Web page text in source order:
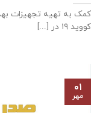
کمک به تهیه تجهیزات
کووید ۱۹ در [...]
۰۱
مهر